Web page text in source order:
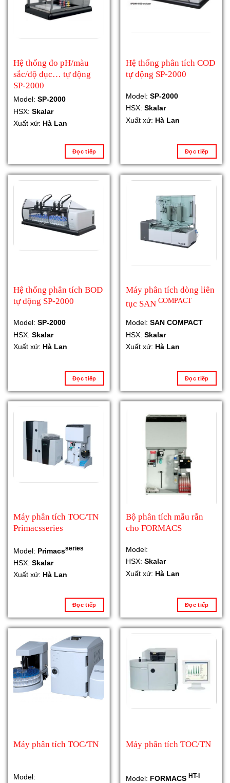
Hệ thống đo pH/màu
sắc/độ đục… tự động
SP-2000
Model: SP-2000
HSX: Skalar
Xuất xứ: Hà Lan
Đọc tiếp
Hệ thống phân tích COD
tự động SP-2000
Model: SP-2000
HSX: Skalar
Xuất xứ: Hà Lan
Đọc tiếp
Hệ thống phân tích BOD
tự động SP-2000
Model: SP-2000
HSX: Skalar
Xuất xứ: Hà Lan
Đọc tiếp
Máy phân tích dòng liên
tục SAN COMPACT
Model: SAN COMPACT
HSX: Skalar
Xuất xứ: Hà Lan
Đọc tiếp
Máy phân tích TOC/TN
Primacsseries
Model: Primacsseries
HSX: Skalar
Xuất xứ: Hà Lan
Đọc tiếp
Bộ phân tích mẫu rắn
cho FORMACS
Model:
HSX: Skalar
Xuất xứ: Hà Lan
Đọc tiếp
Máy phân tích TOC/TN
Model:
Máy phân tích TOC/TN
Model: FORMACS HT-I